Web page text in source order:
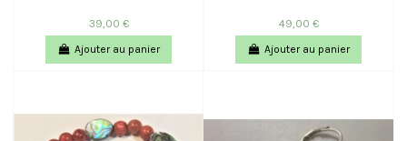
39,00 €
Ajouter au panier
49,00 €
Ajouter au panier